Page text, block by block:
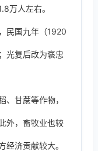
万人左右。
民国九年（1920
光复后改为褒忠
、甘蔗等作物，
外，畜牧业也较
经济贡献较大。